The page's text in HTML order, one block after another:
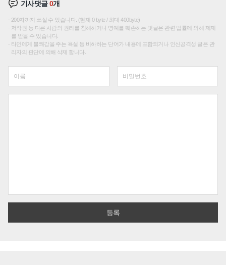
기사댓글0개
200자까지 쓰실 수 있습니다. (현재 0 byte / 최대 400byte)
저작권 등 다른 사람의 권리를 침해하거나 명예를 훼손하는 댓글은 관련 법률에 의해 제재
를 받을 수 있습니다.
타인에게 불쾌감을 주는 욕설 등 비하하는 단어가 내용에 포함되거나 인신공격성 글은 관
리자의 판단에 의해 삭제 합니다.